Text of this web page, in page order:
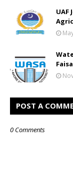
UAF
POST A
0 Comments